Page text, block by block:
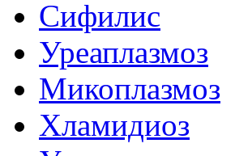
Сифилис
Уреаплазмоз
Микоплазмоз
Хламидиоз